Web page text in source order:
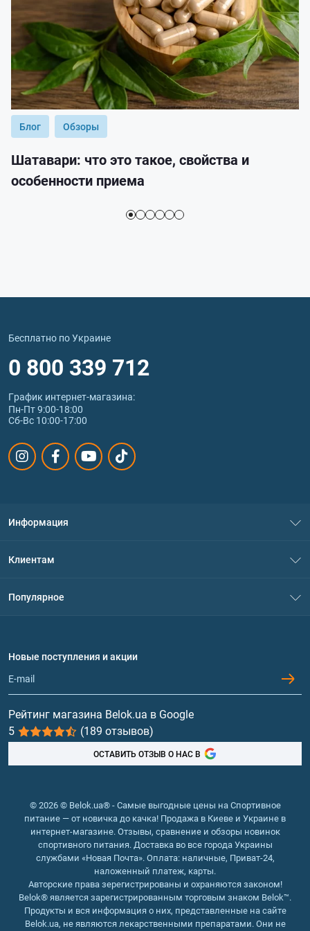
Блог Обзоры
Шатавари: что это такое, свойства и
особенности приема
Бесплатно по Украине
0 800 339 712
График интернет‑магазина:
Пн-Пт 9:00-18:00
Сб-Вс 10:00-17:00
Информация
Политика конфиденциальности
Обмен и возврат
Клиентам
Популярное
Протеин
Гейнеры
Витамины и минералы
Рыбий жир, жирные кислоты
Новые поступления и акции
Рейтинг магазина Belok.ua в Google
5
(189 отзывов)
ОСТАВИТЬ ОТЗЫВ О НАС В
© 2026 © Belok.ua® - Самые выгодные цены на Спортивное
питание — от новичка до качка! Продажа в Киеве и Украине в
интернет-магазине. Отзывы, сравнение и обзоры новинок
спортивного питания. Доставка во все города Украины
службами «Новая Почта». Оплата: наличные, Приват-24,
наложенный платеж, карты.
Авторские права зерегистрированы и охраняются законом!
Belok® является зарегистрированным торговым знаком Belok™.
Продукты и вся информация о них, представленные на сайте
Belok.ua, не являются лекарственными препаратами. Они не